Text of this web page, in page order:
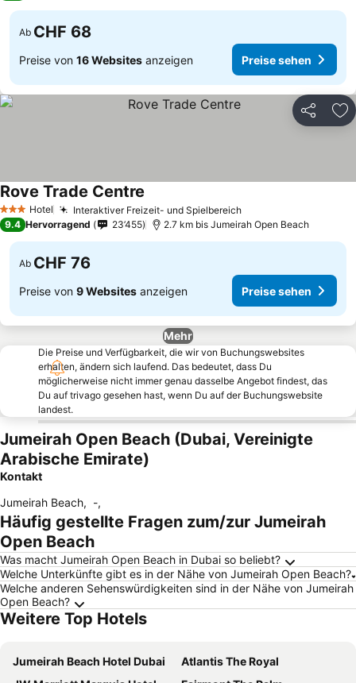
Ab CHF 68
Preise von 16 Websites anzeigen Preise sehen
Teilen
3 SterneHotel Interaktiver Freizeit- und Spielbereich
Rove Trade Centre
9.4 Hervorragend 23’455 2.7 km bis Jumeirah Open Beach
Ab CHF 76
Preise von 9 Websites anzeigen Preise sehen
Mehr
Die Preise und Verfügbarkeit, die wir von Buchungswebsites
erhalten, ändern sich laufend. Das bedeutet, dass Du
möglicherweise nicht immer genau dasselbe Angebot findest, das
Du auf trivago gesehen hast, wenn Du auf der Buchungswebsite
landest.
Jumeirah Open Beach (Dubai, Vereinigte
Arabische Emirate)
Kontakt
Jumeirah Beach, -,
Häufig gestellte Fragen zum/zur Jumeirah
Open Beach
Was macht Jumeirah Open Beach in Dubai so beliebt?
Welche Unterkünfte gibt es in der Nähe von Jumeirah Open Beach?
Welche anderen Sehenswürdigkeiten sind in der Nähe von Jumeirah
Open Beach?
Weitere Top Hotels
Jumeirah Beach Hotel Dubai
Atlantis The Royal